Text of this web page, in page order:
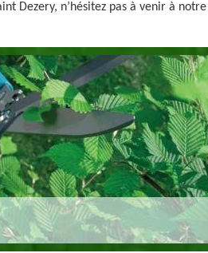
Dezery, n’hésitez pas à venir à notre